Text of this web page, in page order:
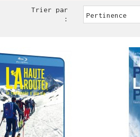
Trier par
:
Pertinence